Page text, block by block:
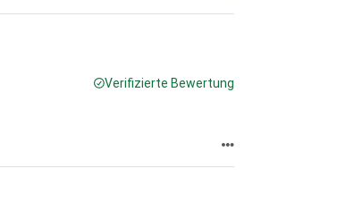
Verifizierte Bewertung